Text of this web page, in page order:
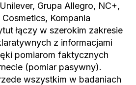
Grupa Allegro, NC+,
Kompania
łączy w szerokim zakresie
z informacjami
pomiarom faktycznych
(pomiar pasywny).
wszystkim w badaniach